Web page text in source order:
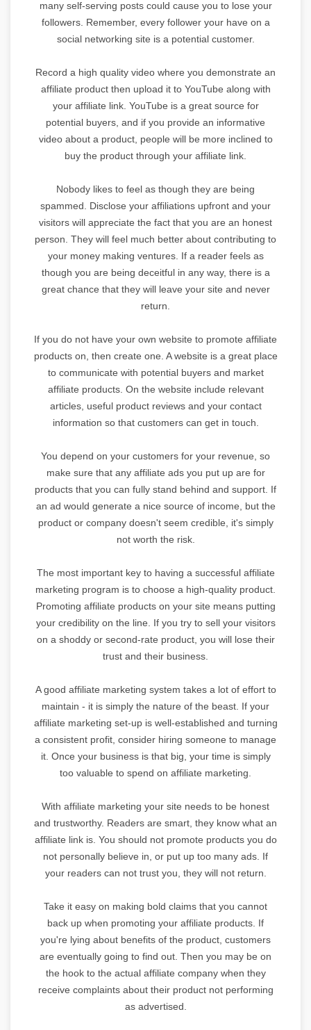
many self-serving posts could cause you to lose your
followers. Remember, every follower your have on a
social networking site is a potential customer.
Record a high quality video where you demonstrate an
affiliate product then upload it to YouTube along with
your affiliate link. YouTube is a great source for
potential buyers, and if you provide an informative
video about a product, people will be more inclined to
buy the product through your affiliate link.
Nobody likes to feel as though they are being
spammed. Disclose your affiliations upfront and your
visitors will appreciate the fact that you are an honest
person. They will feel much better about contributing to
your money making ventures. If a reader feels as
though you are being deceitful in any way, there is a
great chance that they will leave your site and never
return.
If you do not have your own website to promote affiliate
products on, then create one. A website is a great place
to communicate with potential buyers and market
affiliate products. On the website include relevant
articles, useful product reviews and your contact
information so that customers can get in touch.
You depend on your customers for your revenue, so
make sure that any affiliate ads you put up are for
products that you can fully stand behind and support. If
an ad would generate a nice source of income, but the
product or company doesn't seem credible, it's simply
not worth the risk.
The most important key to having a successful affiliate
marketing program is to choose a high-quality product.
Promoting affiliate products on your site means putting
your credibility on the line. If you try to sell your visitors
on a shoddy or second-rate product, you will lose their
trust and their business.
A good affiliate marketing system takes a lot of effort to
maintain - it is simply the nature of the beast. If your
affiliate marketing set-up is well-established and turning
a consistent profit, consider hiring someone to manage
it. Once your business is that big, your time is simply
too valuable to spend on affiliate marketing.
With affiliate marketing your site needs to be honest
and trustworthy. Readers are smart, they know what an
affiliate link is. You should not promote products you do
not personally believe in, or put up too many ads. If
your readers can not trust you, they will not return.
Take it easy on making bold claims that you cannot
back up when promoting your affiliate products. If
you're lying about benefits of the product, customers
are eventually going to find out. Then you may be on
the hook to the actual affiliate company when they
receive complaints about their product not performing
as advertised.